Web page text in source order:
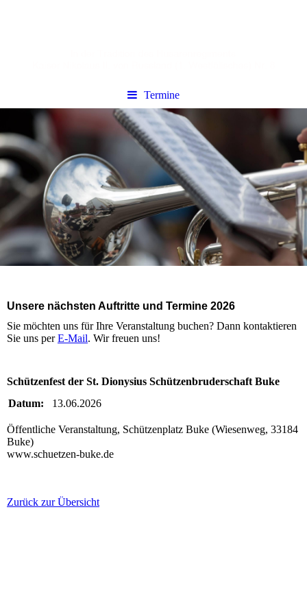
Termine
Unsere nächsten Auftritte und Termine 2026
Sie möchten uns für Ihre Veranstaltung buchen? Dann kontaktieren
Sie uns perE-Mail. Wir freuen uns!
Schützenfest der St. Dionysius Schützenbruderschaft Buke
Datum:
13.06.2026
Öffentliche Veranstaltung, Schützenplatz Buke (Wiesenweg, 33184
Buke)
www.schuetzen-buke.de
Zurück zur Übersicht